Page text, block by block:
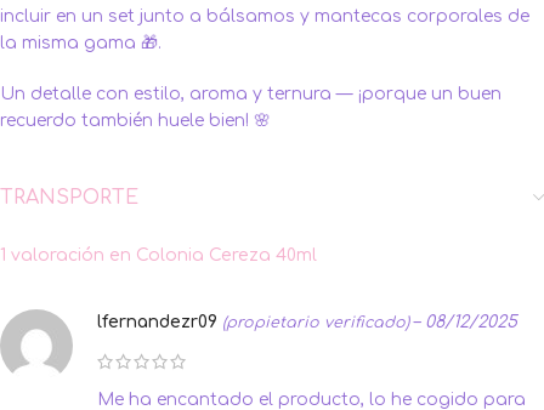
incluir en un set junto a bálsamos y mantecas corporales de
la misma gama 🎁.
Un detalle con estilo, aroma y ternura — ¡porque un buen
recuerdo también huele bien! 🌸
TRANSPORTE
1 valoración en Colonia Cereza 40ml
lfernandezr09 (propietario verificado) – 08/12/2025
Me ha encantado el producto, lo he cogido para